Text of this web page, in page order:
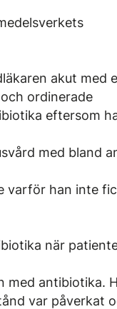
akut med
ordinerade
eftersom
med bland
varför han inte
när
med antibiotika.
var påverkat